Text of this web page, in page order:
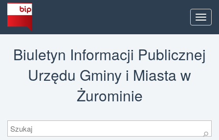
Menu
Biuletyn Informacji Publicznej
Urzędu Gminy i Miasta w
Żurominie
Szukaj
⚲